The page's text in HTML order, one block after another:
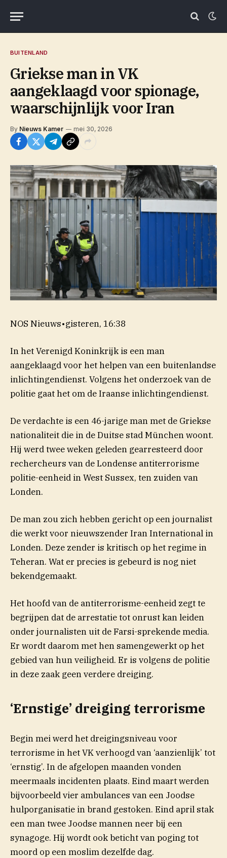
BUITENLAND
Griekse man in VK
aangeklaagd voor spionage,
waarschijnlijk voor Iran
By Nieuws Kamer mei 30, 2026
NOS Nieuws•gisteren, 16:38
In het Verenigd Koninkrijk is een man
aangeklaagd voor het helpen van een buitenlandse
inlichtingendienst. Volgens het onderzoek van de
politie gaat het om de Iraanse inlichtingendienst.
De verdachte is een 46-jarige man met de Griekse
nationaliteit die in de Duitse stad München woont.
Hij werd twee weken geleden gearresteerd door
rechercheurs van de Londense antiterrorisme
politie-eenheid in West Sussex, ten zuiden van
Londen.
De man zou zich hebben gericht op een journalist
die werkt voor nieuwszender Iran International in
Londen. Deze zender is kritisch op het regime in
Teheran. Wat er precies is gebeurd is nog niet
bekendgemaakt.
Het hoofd van de antiterrorisme-eenheid zegt te
begrijpen dat de arrestatie tot onrust kan leiden
onder journalisten uit de Farsi-sprekende media.
Er wordt daarom met hen samengewerkt op het
gebied van hun veiligheid. Er is volgens de politie
in deze zaak geen verdere dreiging.
‘Ernstige’ dreiging terrorisme
Begin mei werd het dreigingsniveau voor
terrorisme in het VK verhoogd van ‘aanzienlijk’ tot
‘ernstig’. In de afgelopen maanden vonden
meermaals incidenten plaats. Eind maart werden
bijvoorbeeld vier ambulances van een Joodse
hulporganisatie in brand gestoken. Eind april stak
een man twee Joodse mannen neer bij een
synagoge. Hij wordt ook beticht van poging tot
moord op een moslim dezelfde dag.